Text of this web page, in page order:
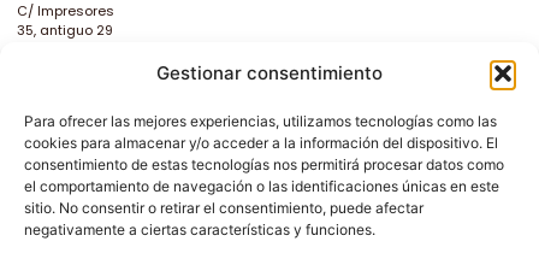
Gestionar consentimiento
Para ofrecer las mejores experiencias, utilizamos tecnologías como las
cookies para almacenar y/o acceder a la información del dispositivo. El
consentimiento de estas tecnologías nos permitirá procesar datos como
el comportamiento de navegación o las identificaciones únicas en este
sitio. No consentir o retirar el consentimiento, puede afectar
negativamente a ciertas características y funciones.
C/ Impresores
35, antiguo 29
Teléfono:
91 681
70 12
Horario: de 8:00
a 14:00
PUESTO
MERCAMADRID
Nave de